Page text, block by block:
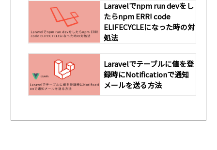
Laravelでnpm run devをし
たらnpm ERR! code
ELIFECYCLEになった時の対
処法
Laravelでテーブルに値を登
録時にNotificationで通知
メールを送る方法